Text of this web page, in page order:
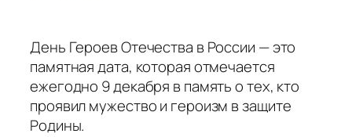
День Героев Отечества в России — это
памятная дата, которая отмечается
ежегодно 9 декабря в память о тех, кто
проявил мужество и героизм в защите
Родины.